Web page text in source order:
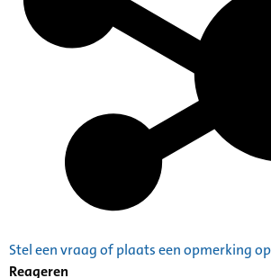
Stel een vraag of plaats een opmerking
Reageren